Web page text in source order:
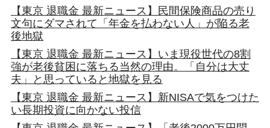
【東京 退職金 最新ニュース】民間保険商品の売り
文句にダマされて「年金を払わない人」が陥る老
後地獄
【東京 退職金 最新ニュース】いま現役世代の8割
強が老後貧困に落ちる当然の理由。「自分は大丈
夫」と思っていると地獄を見る
【東京 退職金 最新ニュース】新NISAで気をつけた
い長期投資に向かない投信